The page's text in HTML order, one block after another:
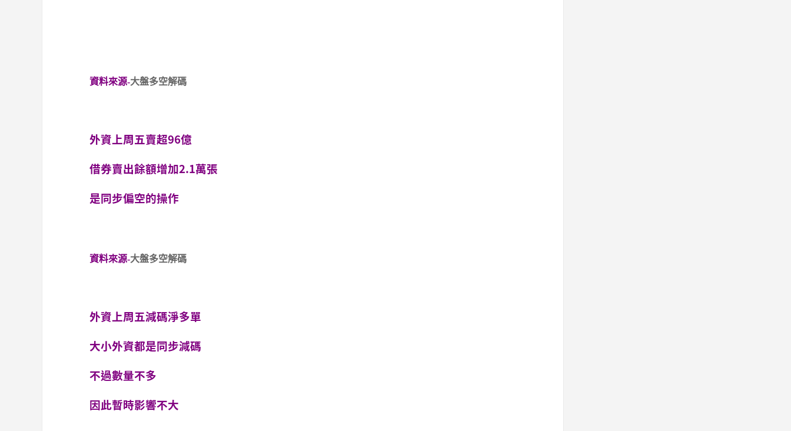
資料來源-大盤多空解碼
外資上周五賣超96億
借券賣出餘額增加2.1萬張
是同步偏空的操作
資料來源-大盤多空解碼
外資上周五減碼淨多單
大小外資都是同步減碼
不過數量不多
因此暫時影響不大